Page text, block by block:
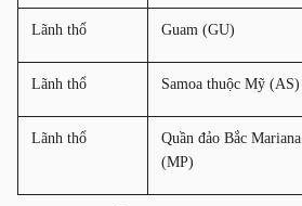
Lãnh thổ Guam (GU)
Lãnh thổ Samoa thuộc Mỹ (AS)
Lãnh thổ
Quần đảo Bắc Mariana
(MP)